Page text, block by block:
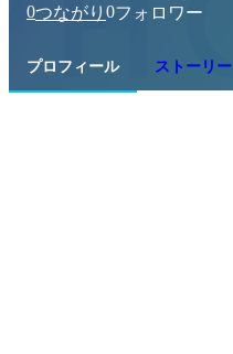
0つながり 0フォロワー
プロフィール ストーリー